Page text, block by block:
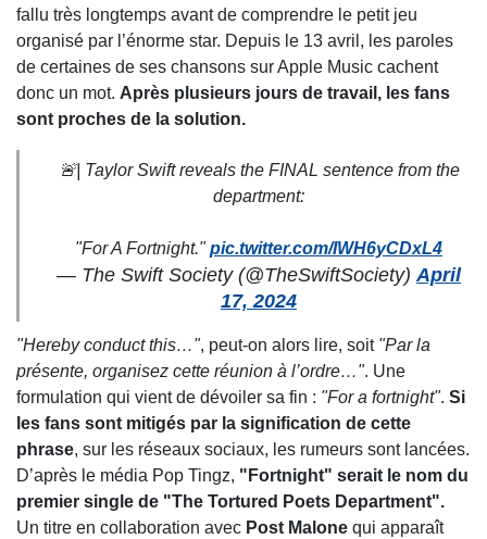
fallu très longtemps avant de comprendre le petit jeu
organisé par l’énorme star. Depuis le 13 avril, les paroles
de certaines de ses chansons sur Apple Music cachent
donc un mot. Après plusieurs jours de travail, les fans
sont proches de la solution.
🚨| Taylor Swift reveals the FINAL sentence from the
department:
"For A Fortnight."pic.twitter.com/IWH6yCDxL4
— The Swift Society (@TheSwiftSociety)April
17, 2024
"Hereby conduct this…", peut-on alors lire, soit "Par la
présente, organisez cette réunion à l’ordre…". Une
formulation qui vient de dévoiler sa fin : "For a fortnight". Si
les fans sont mitigés par la signification de cette
phrase, sur les réseaux sociaux, les rumeurs sont lancées.
D’après le média Pop Tingz, "Fortnight" serait le nom du
premier single de "The Tortured Poets Department".
Un titre en collaboration avec Post Malone qui apparaît